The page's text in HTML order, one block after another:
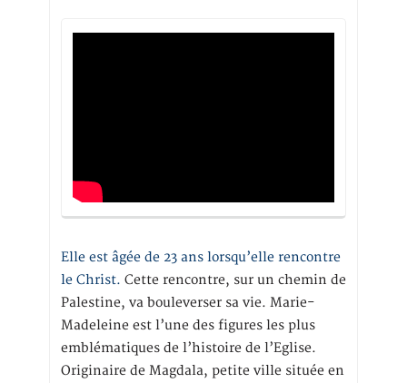
Elle est âgée de 23 ans lorsqu’elle rencontre
le Christ. Cette rencontre, sur un chemin de
Palestine, va bouleverser sa vie. Marie-
Madeleine est l’une des figures les plus
emblématiques de l’histoire de l’Eglise.
Originaire de Magdala, petite ville située en